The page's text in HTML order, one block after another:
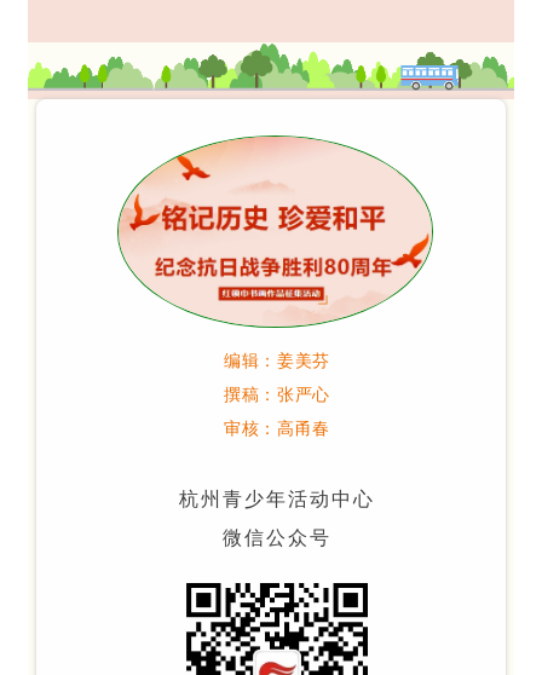
编辑 ： 姜美芬
撰稿 ：张严心
审核 ：高甬春
杭州 青少年活动 中 心
微信公众号